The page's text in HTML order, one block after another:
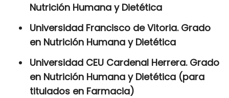
Nutrición Humana y Dietética
Universidad Francisco de Vitoria. Grado
en Nutrición Humana y Dietética
Universidad CEU Cardenal Herrera. Grado
en Nutrición Humana y Dietética (para
titulados en Farmacia)